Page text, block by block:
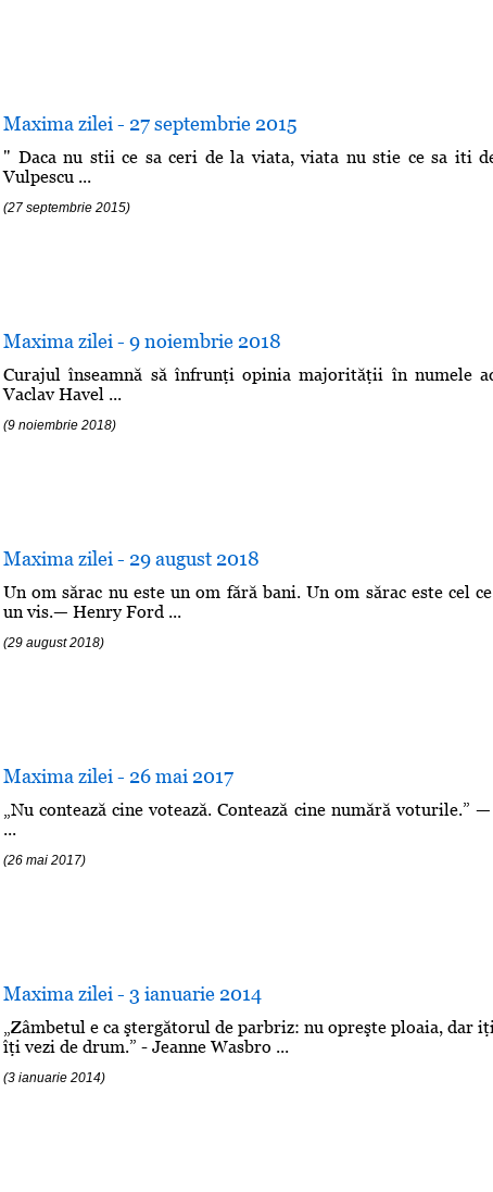
Maxima zilei - 27 septembrie 2015
" Daca nu stii ce sa ceri de la viata, viata nu stie ce sa iti
Vulpescu ...
(27 septembrie 2015)
Maxima zilei - 9 noiembrie 2018
Curajul înseamnă să înfrunţi opinia majorităţii în numele
Vaclav Havel ...
(9 noiembrie 2018)
Maxima zilei - 29 august 2018
Un om sărac nu este un om fără bani. Un om sărac este cel
un vis.— Henry Ford ...
(29 august 2018)
Maxima zilei - 26 mai 2017
„Nu contează cine votează. Contează cine numără voturile.”
...
(26 mai 2017)
Maxima zilei - 3 ianuarie 2014
„Zâmbetul e ca ştergătorul de parbriz: nu opreşte ploaia, dar
îţi vezi de drum.” - Jeanne Wasbro ...
(3 ianuarie 2014)